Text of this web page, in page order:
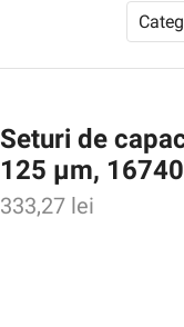
Seturi de
125 µm, 16740
333,27 lei